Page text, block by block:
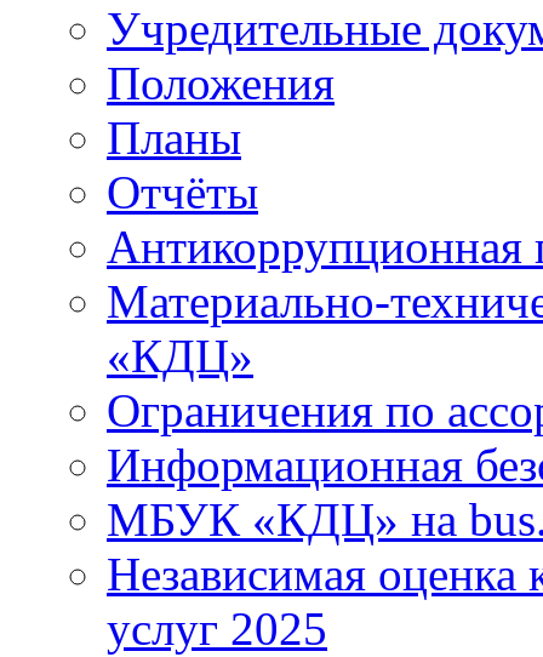
Учредительные
Положения
Планы
Отчёты
Антикоррупционная
Материально-
«КДЦ»
Ограничения по
Информационная
МБУК «КДЦ» на
Независимая оценка
услуг 2025